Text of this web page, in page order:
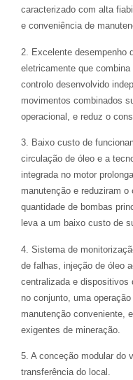
caracterizado com alta
e conveniência de
2. Excelente desempenho
eletricamente que
controlo desenvolvido
movimentos combinados
operacional, e reduz o
3. Baixo custo de
circulação de óleo e a
integrada no motor
manutenção e reduziram
quantidade de bombas
leva a um baixo custo de
4. Sistema de
de falhas, injeção de óleo
centralizada e dispositivos
no conjunto, uma
manutenção conveniente,
exigentes de mineração.
5. A conceção modular do
transferência do local.